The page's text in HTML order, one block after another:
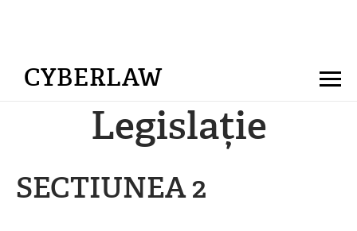
CYBERLAW
Legislație
SECTIUNEA 2